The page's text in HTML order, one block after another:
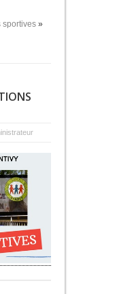
sportives »